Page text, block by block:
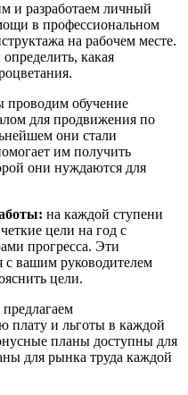
и разработаем личный
в профессиональном
на рабочем месте.
какая
обучение
для продвижения по
они стали
им получить
они нуждаются для
на каждой ступени
цели на год с
прогресса. Эти
с вашим руководителем
цели.
плату и льготы в каждой
планы доступны для
для рынка труда каждой